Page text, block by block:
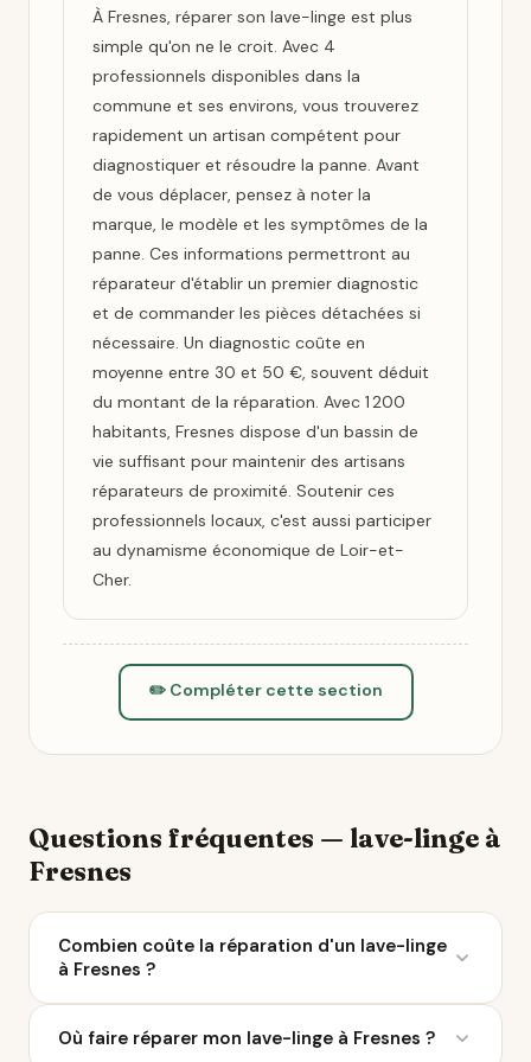
À Fresnes, réparer son lave-linge est plus
simple qu'on ne le croit. Avec 4
professionnels disponibles dans la
commune et ses environs, vous trouverez
rapidement un artisan compétent pour
diagnostiquer et résoudre la panne. Avant
de vous déplacer, pensez à noter la
marque, le modèle et les symptômes de la
panne. Ces informations permettront au
réparateur d'établir un premier diagnostic
et de commander les pièces détachées si
nécessaire. Un diagnostic coûte en
moyenne entre 30 et 50 €, souvent déduit
du montant de la réparation. Avec 1 200
habitants, Fresnes dispose d'un bassin de
vie suffisant pour maintenir des artisans
réparateurs de proximité. Soutenir ces
professionnels locaux, c'est aussi participer
au dynamisme économique de Loir-et-
Cher.
✏️ Compléter cette section
Questions fréquentes — lave-linge à
Fresnes
Combien coûte la réparation d'un lave-linge
à Fresnes ?
entre 50 et 200 € selon la panne. À Fresnes, 4
Où faire réparer mon lave-linge à Fresnes ?